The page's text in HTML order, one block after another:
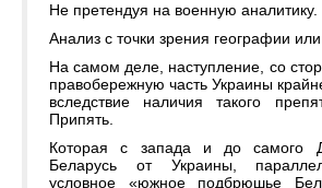
Не претендуя на военную аналитику.
Анализ с точки зрения географии
На самом деле, наступление, со
правобережную часть Украины
вследствие наличия такого
Припять.
Которая с запада и до самого
Беларусь от Украины,
условное «южное подбрюшье